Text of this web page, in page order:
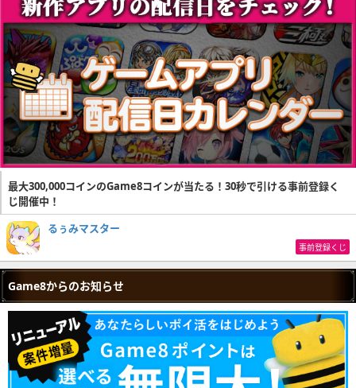
最大300,000コインのGame8コインが当たる！30秒で引ける事前登録く
じ開催中！
るぅみマスター
事前登録くじ
Game8からのお知らせ